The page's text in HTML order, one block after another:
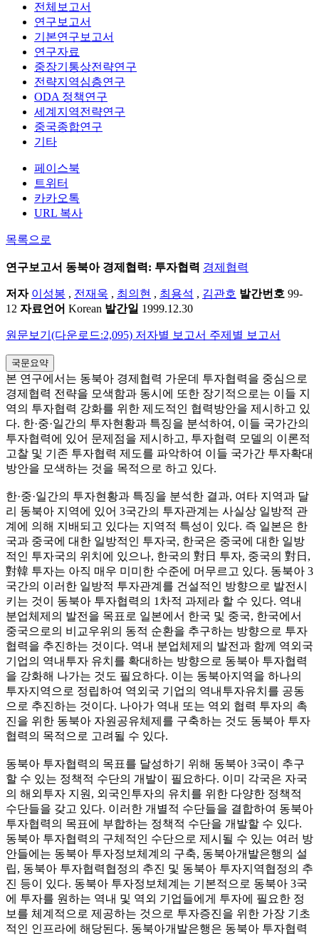
전체보고서
연구보고서
기본연구보고서
연구자료
중장기통상전략연구
전략지역심층연구
ODA 정책연구
세계지역전략연구
중국종합연구
기타
페이스북
트위터
카카오톡
URL 복사
목록으로
연구보고서 동북아 경제협력: 투자협력 경제협력
저자 이성봉 , 전재욱 , 최의현 , 최용석 , 김관호 발간번호 99-
12 자료언어 Korean 발간일 1999.12.30
원문보기(다운로드:2,095) 저자별 보고서 주제별 보고서
국문요약
본 연구에서는 동북아 경제협력 가운데 투자협력을 중심으로
경제협력 전략을 모색함과 동시에 또한 장기적으로는 이들 지
역의 투자협력 강화를 위한 제도적인 협력방안을 제시하고 있
다. 한·중·일간의 투자현황과 특징을 분석하여, 이들 국가간의
투자협력에 있어 문제점을 제시하고, 투자협력 모델의 이론적
고찰 및 기존 투자협력 제도를 파악하여 이들 국가간 투자확대
방안을 모색하는 것을 목적으로 하고 있다.
한·중·일간의 투자현황과 특징을 분석한 결과, 여타 지역과 달
리 동북아 지역에 있어 3국간의 투자관계는 사실상 일방적 관
계에 의해 지배되고 있다는 지역적 특성이 있다. 즉 일본은 한
국과 중국에 대한 일방적인 투자국, 한국은 중국에 대한 일방
적인 투자국의 위치에 있으나, 한국의 對日 투자, 중국의 對日,
對韓 투자는 아직 매우 미미한 수준에 머무르고 있다. 동북아 3
국간의 이러한 일방적 투자관계를 건설적인 방향으로 발전시
키는 것이 동북아 투자협력의 1차적 과제라 할 수 있다. 역내
분업체제의 발전을 목표로 일본에서 한국 및 중국, 한국에서
중국으로의 비교우위의 동적 순환을 추구하는 방향으로 투자
협력을 추진하는 것이다. 역내 분업체제의 발전과 함께 역외국
기업의 역내투자 유치를 확대하는 방향으로 동북아 투자협력
을 강화해 나가는 것도 필요하다. 이는 동북아지역을 하나의
투자지역으로 정립하여 역외국 기업의 역내투자유치를 공동
으로 추진하는 것이다. 나아가 역내 또는 역외 협력 투자의 촉
진을 위한 동북아 자원공유체제를 구축하는 것도 동북아 투자
협력의 목적으로 고려될 수 있다.
동북아 투자협력의 목표를 달성하기 위해 동북아 3국이 추구
할 수 있는 정책적 수단의 개발이 필요하다. 이미 각국은 자국
의 해외투자 지원, 외국인투자의 유치를 위한 다양한 정책적
수단들을 갖고 있다. 이러한 개별적 수단들을 결합하여 동북아
투자협력의 목표에 부합하는 정책적 수단을 개발할 수 있다.
동북아 투자협력의 구체적인 수단으로 제시될 수 있는 여러 방
안들에는 동북아 투자정보체계의 구축, 동북아개발은행의 설
립, 동북아 투자협력협정의 추진 및 동북아 투자지역협정의 추
진 등이 있다. 동북아 투자정보체계는 기본적으로 동북아 3국
에 투자를 원하는 역내 및 역외 기업들에게 투자에 필요한 정
보를 체계적으로 제공하는 것으로 투자증진을 위한 가장 기초
적인 인프라에 해당된다. 동북아개발은행은 동북아 투자협력